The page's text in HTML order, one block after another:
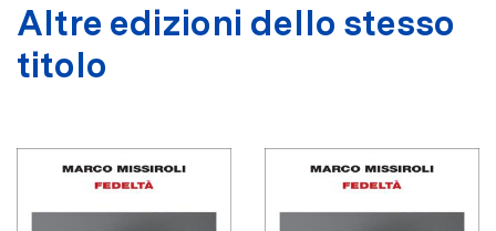
Altre edizioni dello stesso
titolo